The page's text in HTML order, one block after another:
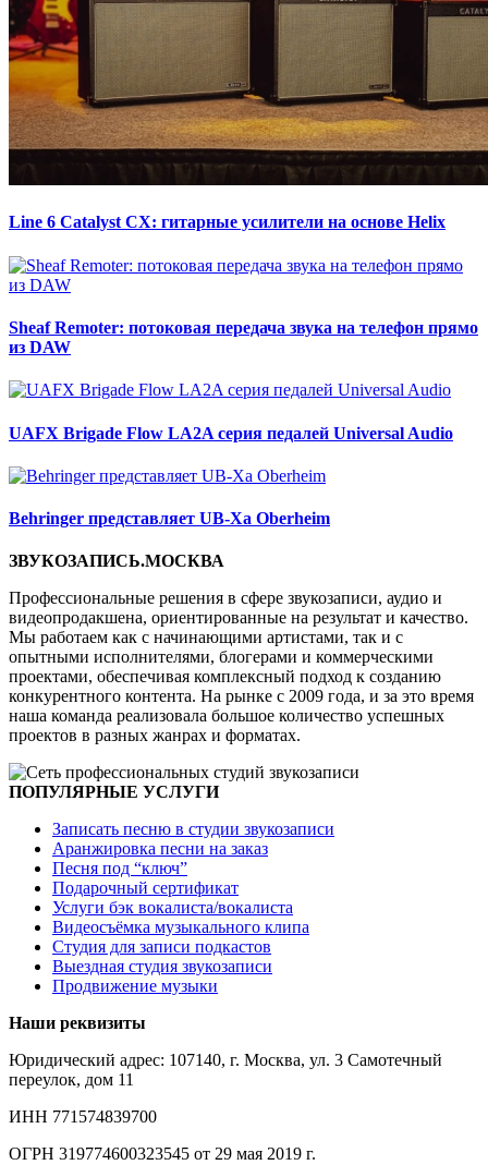
Line 6 Catalyst CX: гитарные усилители на основе Helix
Sheaf Remoter: потоковая передача звука на телефон прямо
из DAW
UAFX Brigade Flow LA2A серия педалей Universal Audio
Behringer представляет UB-Xa Oberheim
ЗВУКОЗАПИСЬ.МОСКВА
Профессиональные решения в сфере звукозаписи, аудио и
видеопродакшена, ориентированные на результат и качество.
Мы работаем как с начинающими артистами, так и с
опытными исполнителями, блогерами и коммерческими
проектами, обеспечивая комплексный подход к созданию
конкурентного контента. На рынке с 2009 года, и за это время
наша команда реализовала большое количество успешных
проектов в разных жанрах и форматах.
ПОПУЛЯРНЫЕ УСЛУГИ
Записать песню в студии звукозаписи
Аранжировка песни на заказ
Песня под “ключ”
Подарочный сертификат
Услуги бэк вокалиста/вокалиста
Видеосъёмка музыкального клипа
Студия для записи подкастов
Выездная студия звукозаписи
Продвижение музыки
Наши реквизиты
Юридический адрес: 107140, г. Москва, ул. 3 Самотечный
переулок, дом 11
ИНН 771574839700
ОГРН 319774600323545 от 29 мая 2019 г.